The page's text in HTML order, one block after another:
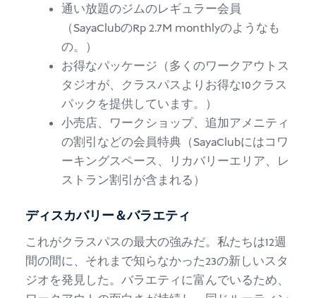
通い放題のジムのレギュラー会員
（SayaClubのRp 2.7M monthlyのようなも
の。）
お得なパッケージ（多くのワークアウトス
タジオが、クラスパスよりお得な10クラス
パックを提供しています。）
小売店、ワークショップ、追加アメニティ
の割引などの会員特典（SayaClubにはコワ
ーキングスペース、リカバリーエリア、レ
ストラン割引が含まれる）
ディスカバリー＆バラエティ
これがクラスパスの最大の強みだ。私たちは12週
間の間に、それまで知らなかった23の新しいスタ
ジオを発見した。バラエティに富んでいるため、